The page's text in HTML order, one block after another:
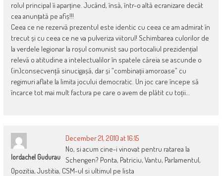
rolul principal îi aparține. Jucând, însă, într-o altă ecranizare decât
cea anunțată pe afiș!!!
Ceea ce ne rezervă prezentul este identic cu ceea ce am admirat în
trecut și cu ceea ce ne va pulveriza viitorul! Schimbarea culorilor de
la verdele legionar la roșul comunist sau portocaliul prezidențial
relevă o atitudine a intelectualilor în spatele căreia se ascunde o
(in)consecvență sinucigașă, dar și ”combinații amoroase” cu
regimuri aflate la limita jocului democratic. Un joc care începe să
încarce tot mai mult factura pe care o avem de plătit cu toții…
Iordachel Gudurau
December 21, 2010 at 16:15
No, si acum cine-i vinovat pentru ratarea la
Schengen? Ponta, Patriciu, Vantu, Parlamentul,
Opozitia, Justitia, CSM-ul si ultimul pe lista